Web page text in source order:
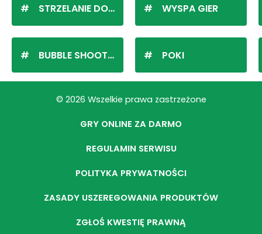
STRZELANIE DO KULEK
BUBBLE SHOOTER
WYSPA GIER
POKI
© 2026 Wszelkie prawa zastrzeżone
GRY ONLINE ZA DARMO
REGULAMIN SERWISU
POLITYKA PRYWATNOŚCI
ZASADY USZEREGOWANIA PRODUKTÓW
ZGŁOŚ KWESTIĘ PRAWNĄ